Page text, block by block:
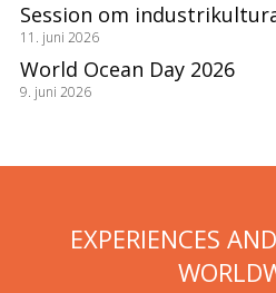
Session om
11. juni 2026
World Ocean Day 2026
9. juni 2026
EXPERIENCES